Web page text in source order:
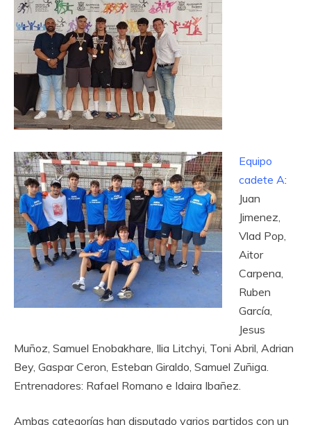
Equipo
cadete A:
Juan
Jimenez,
Vlad Pop,
Aitor
Carpena,
Ruben
García,
Jesus
Muñoz, Samuel Enobakhare, Ilia Litchyi, Toni Abril, Adrian
Bey, Gaspar Ceron, Esteban Giraldo, Samuel Zuñiga.
Entrenadores: Rafael Romano e Idaira Ibañez.
Ambas categorías han disputado varios partidos con un